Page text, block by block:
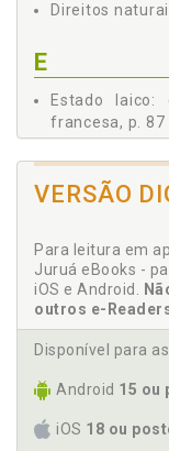
Direitos
E
Estado
francesa, p. 87
francesa, p. 87
Estado
F
Formação da
revolução
VERSÃO
Para leitura em
Juruá eBooks -
iOS e Android.
outros e-
Disponível para
Android 15 ou
iOS 18 ou